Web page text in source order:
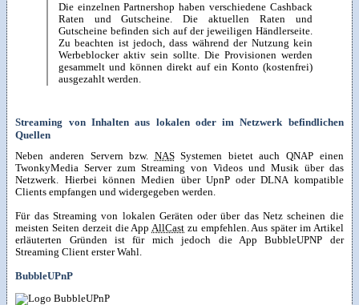
Die einzelnen Partnershop haben verschiedene Cashback
Raten und Gutscheine. Die aktuellen Raten und
Gutscheine befinden sich auf der jeweiligen Händlerseite.
Zu beachten ist jedoch, dass während der Nutzung kein
Werbeblocker aktiv sein sollte. Die Provisionen werden
gesammelt und können direkt auf ein Konto (kostenfrei)
ausgezahlt werden.
Streaming von Inhalten aus lokalen oder im Netzwerk befindlichen
Quellen
Neben anderen Servern bzw. NASSystemen bietet auch QNAP einen
TwonkyMedia Server zum Streaming von Videos und Musik über das
Netzwerk. Hierbei können Medien über UpnP oder DLNA kompatible
Clients empfangen und widergegeben werden.
Für das Streaming von lokalen Geräten oder über das Netz scheinen die
meisten Seiten derzeit die AppAllCast zu empfehlen. Aus später im Artikel
erläuterten Gründen ist für mich jedoch die App BubbleUPNP der
Streaming Client erster Wahl.
BubbleUPnP